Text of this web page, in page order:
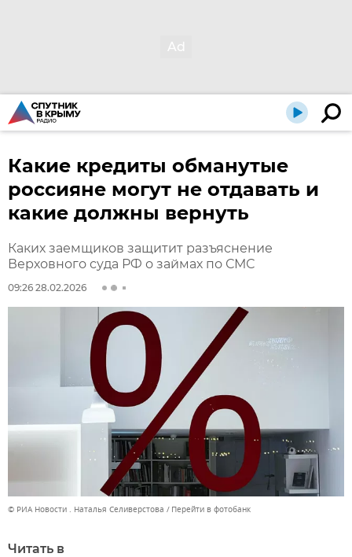
Какие кредиты обманутые
россияне могут не отдавать и
какие должны вернуть
Каких заемщиков защитит разъяснение
Верховного суда РФ о займах по СМС
09:26 28.02.2026
© РИА Новости . Наталья Селиверстова Перейти в фотобанк
Читать в